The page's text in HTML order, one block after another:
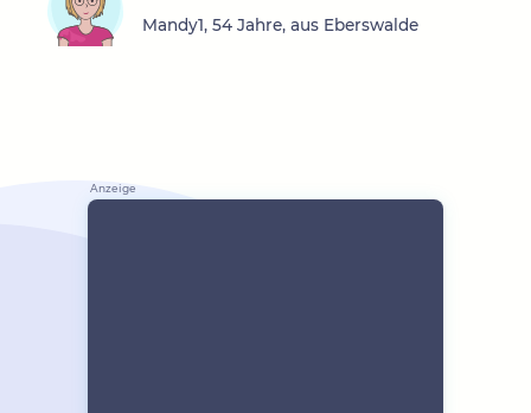
Mandy1, 54 Jahre, aus Eberswalde